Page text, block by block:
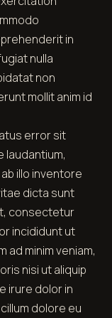
in
nulla
non
mollit anim id
error sit
laudantium,
illo inventore
dicta sunt
consectetur
incididunt ut
ad minim veniam,
nisi ut aliquip
irure dolor in
dolore eu